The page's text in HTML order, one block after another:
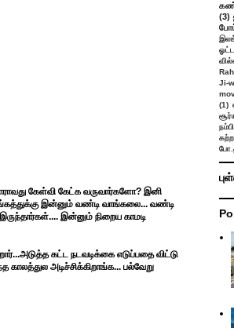
கேள்வி கேட்க வருவார்களோ? இனி
இன்னும் வண்டி வாங்கலை... வண்டி
இன்னும் நிறைய காமடி
கட்ட நடவடிக்கை எடுப்பதை விட்டு
அடிச்சிக்கிறாங்க... பல்வேறு
(3)
Ji-
(1)